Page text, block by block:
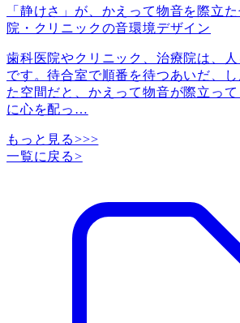
「静けさ」が、かえって物音を際立
院・クリニックの音環境デザイン
歯科医院やクリニック、治療院は、
です。待合室で順番を待つあいだ、
た空間だと、かえって物音が際立っ
に心を配っ …
もっと見る>>>
一覧に戻る>